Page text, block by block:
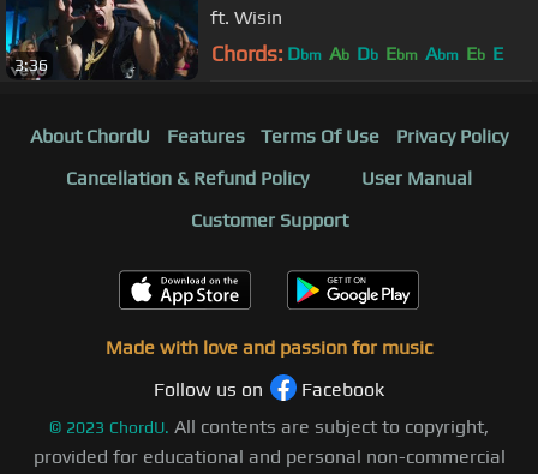
3:36
ft. Wisin
Chords: Dbm Ab Db Ebm Abm Eb E
About ChordU Features Terms Of Use
Privacy Policy
Cancellation & Refund Policy
User Manual
Customer Support
Made with love and passion for music
Follow us on
Facebook
© 2023 ChordU. All contents are subject to copyright,
provided for educational and personal non-commercial